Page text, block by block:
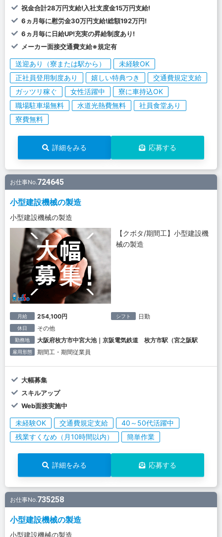
祝金合計28万円支給!入社支度金15万円支給!
6ヵ月毎に慰労金30万円支給!総額192万円!
6ヵ月毎に日給UP!充実の昇給制度あり!
メーカー面接交通費支給※規定有
送迎あり（寮または駅から）
未経験OK
正社員登用制度あり
嬉しい特典つき
交通費規定支給
ガッツリ稼ぐ
女性活躍中
寮に車持込OK
職場駐車場無料
水道光熱費無料
社員食堂あり
寮費無料
詳細をみる 応募する
お仕事No.724645
小型建設機械の製造
小型建設機械の製造
【クボタ/期間工】小型建設機
械の製造
月給 254,100円 シフト 日勤
休日 その他
勤務地 大阪府枚方市中宮大池｜京阪電気鉄道 枚方市駅（宮之阪駅
雇用形態 期間工・期間従業員
大幅募集
スキルアップ
Web面接実施中
未経験OK 交通費規定支給
40～50代活躍中
残業すくなめ（月10時間以内）
簡単作業
詳細をみる 応募する
お仕事No.735258
小型建設機械の製造
小型建設機械の製造